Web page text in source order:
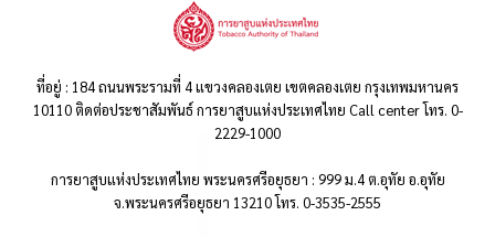
ที่อยู่ : 184 ถนนพระรามที่ 4 แขวงคลองเตย เขตคลองเตย กรุงเทพมหานคร
10110 ติดต่อประชาสัมพันธ์ การยาสูบแห่งประเทศไทย Call center โทร. 0-
2229-1000
การยาสูบแห่งประเทศไทย พระนครศรีอยุธยา : 999 ม.4 ต.อุทัย อ.อุทัย
จ.พระนครศรีอยุธยา 13210 โทร. 0-3535-2555